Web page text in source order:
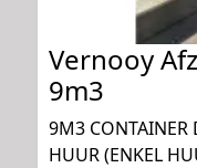
Vernooy
9m3
9M3 CONTAINER
HUUR (ENKEL